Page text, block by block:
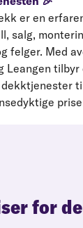
er en
salg,
felger. Med
Leangen tilbyr
for